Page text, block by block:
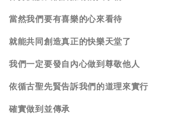
當然我們要有喜樂的心來看待
就能共同創造真正的快樂天堂了
我們一定要發自內心做到尊敬他人
依循古聖先賢告訴我們的道理來實行
確實做到並傳承